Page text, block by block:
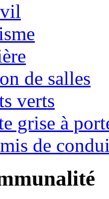
de salles
verts
grise à
de